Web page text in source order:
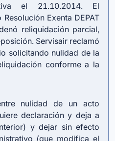
el 21.10.2014. El
Exenta DEPAT
reliquidación parcial,
Servisair reclamó
solicitando nulidad de la
conforme a la
nulidad de un acto
declaración y deja a
y dejar sin efecto
(que modifica el